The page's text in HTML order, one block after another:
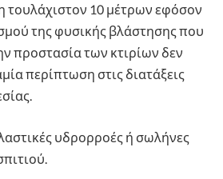
τουλάχιστον 10 μέτρων εφόσον
της φυσικής βλάστησης που
προστασία των κτιρίων δεν
περίπτωση στις διατάξεις
υδρορροές ή σωλήνες